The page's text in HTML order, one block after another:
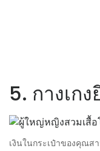
5. กางเก
เงินในกระเป๋าของคุณส